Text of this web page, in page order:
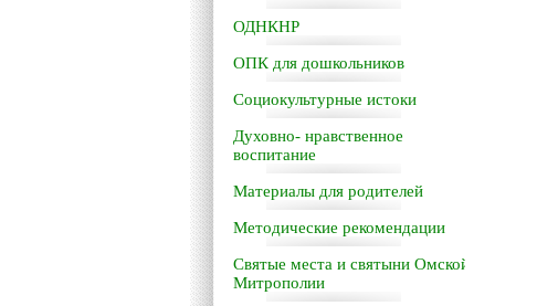
ОДНКНР
ОПК для дошкольников
Социокультурные истоки
Духовно- нравственное
воспитание
Материалы для родителей
Методические рекомендации
Святые места и святыни Омской
Митрополии